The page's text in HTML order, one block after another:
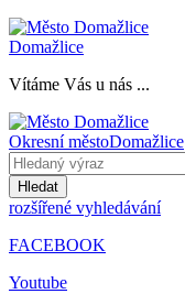
Domažlice
Vítáme Vás u nás ...
Okresní městoDomažlice
Hledat
rozšířené vyhledávání
FACEBOOK
Youtube